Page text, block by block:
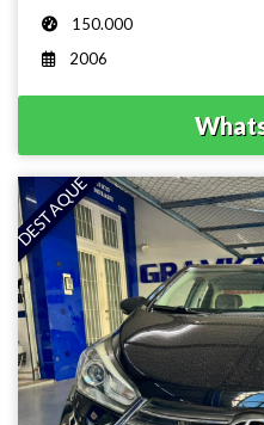
150.000
2006
DESTAQUE